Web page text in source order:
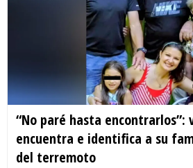
“No paré hasta encontrarlos”:
encuentra e identifica a su
del terremoto